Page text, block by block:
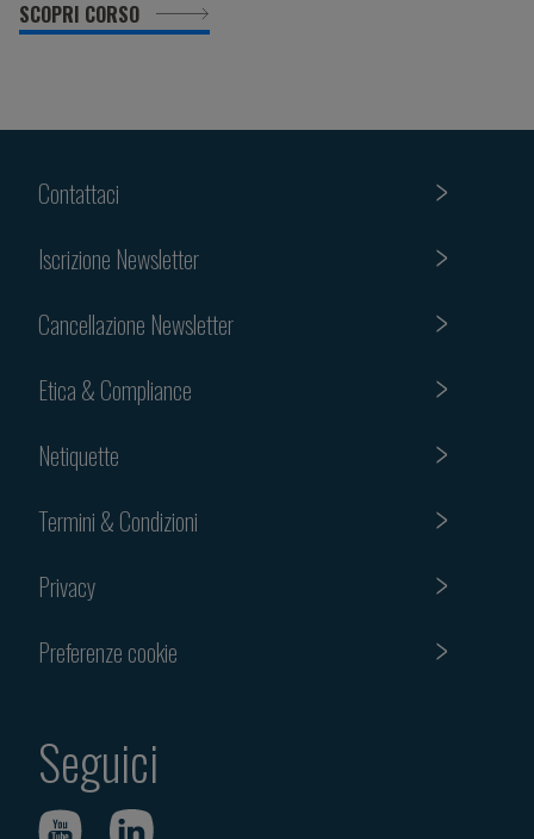
SCOPRI CORSO
Contattaci
Iscrizione Newsletter
Cancellazione Newsletter
Etica & Compliance
Netiquette
Termini & Condizioni
Privacy
Preferenze cookie
Seguici